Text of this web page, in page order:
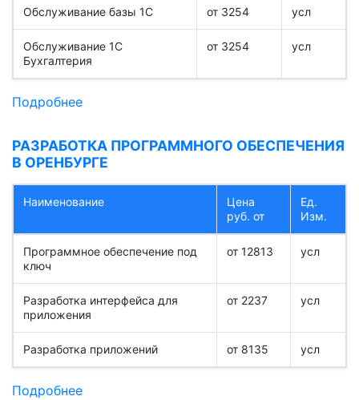
Обслуживание базы 1С от 3254 усл
Обслуживание 1С
Бухгалтерия
от 3254 усл
Подробнее
РАЗРАБОТКА ПРОГРАММНОГО ОБЕСПЕЧЕНИЯ
В ОРЕНБУРГЕ
Наименование
Цена
руб. от
Ед.
Изм.
Программное обеспечение под
ключ
от 12813 усл
Разработка интерфейса для
приложения
от 2237 усл
Разработка приложений от 8135 усл
Подробнее